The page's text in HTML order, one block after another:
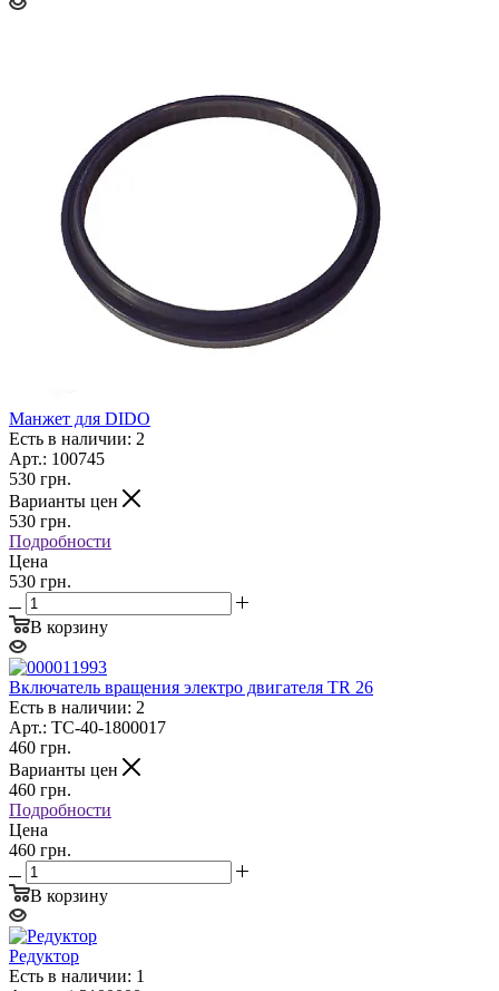
Манжет для DIDO
Есть в наличии: 2
Арт.: 100745
530 грн.
Варианты цен
530 грн.
Подробности
Цена
530 грн.
В корзину
Включатель вращения электро двигателя TR 26
Есть в наличии: 2
Арт.: TC-40-1800017
460 грн.
Варианты цен
460 грн.
Подробности
Цена
460 грн.
В корзину
Редуктор
Есть в наличии: 1